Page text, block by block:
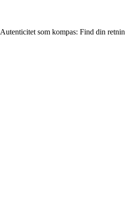
Autenticitet som kompas: Find din